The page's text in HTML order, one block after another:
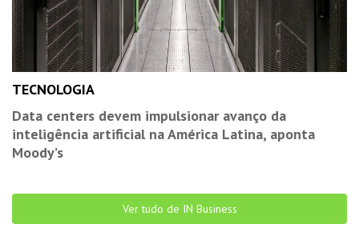
TECNOLOGIA
Data centers devem impulsionar avanço da
inteligência artificial na América Latina, aponta
Moody’s
Ver tudo de IN Business